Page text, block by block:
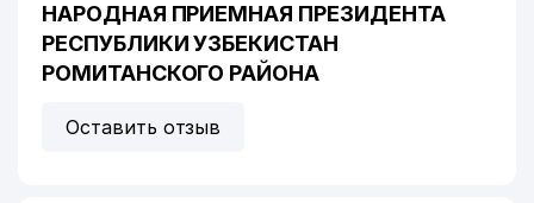
НАРОДНАЯ ПРИЕМНАЯ ПРЕЗИДЕНТА
РЕСПУБЛИКИ УЗБЕКИСТАН
РОМИТАНСКОГО РАЙОНА
Оставить отзыв